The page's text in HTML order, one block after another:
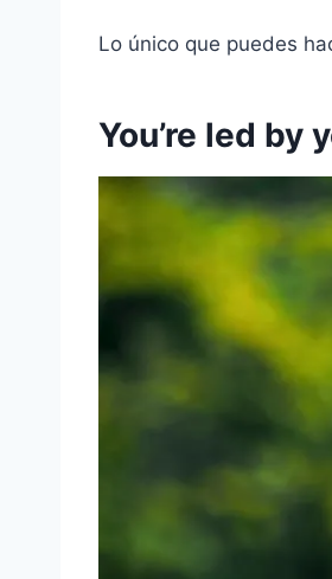
Lo único que puedes
You’re led by